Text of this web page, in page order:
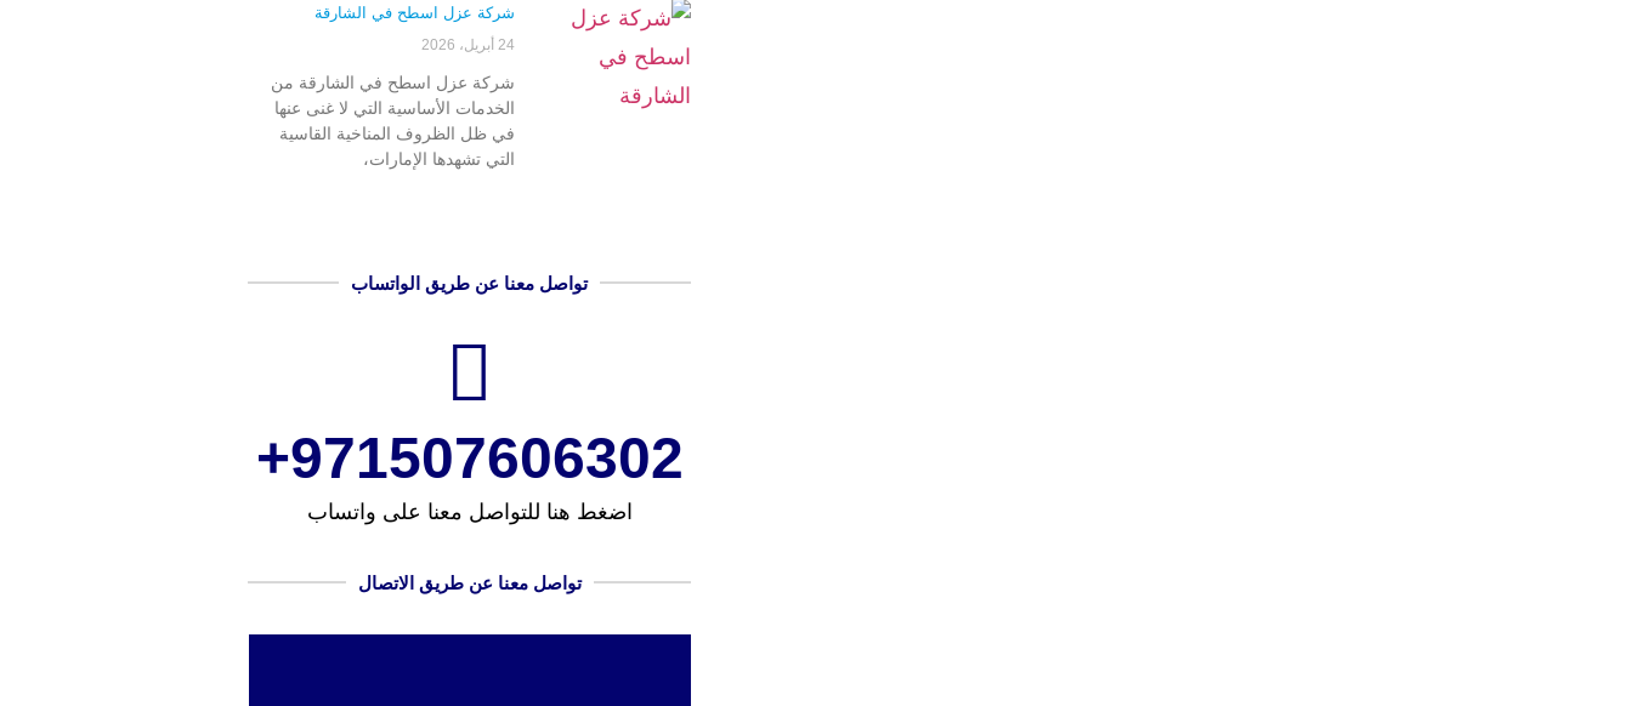
شركة عزل اسطح في الشارقة
24 أبريل، 2026
شركة عزل اسطح في الشارقة من
الخدمات الأساسية التي لا غنى عنها
في ظل الظروف المناخية القاسية
التي تشهدها الإمارات،
تواصل معنا عن طريق الواتساب
971507606302+
اضغط هنا للتواصل معنا على واتساب
تواصل معنا عن طريق الاتصال